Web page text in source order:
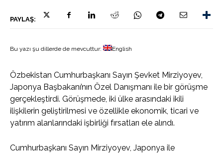
PAYLAŞ:
Bu yazı şu dillerde de mevcuttur: English
Özbekistan Cumhurbaşkanı Sayın Şevket Mirziyoyev,
Japonya Başbakanı’nın Özel Danışmanı ile bir görüşme
gerçekleştirdi. Görüşmede, iki ülke arasındaki ikili
ilişkilerin geliştirilmesi ve özellikle ekonomik, ticari ve
yatırım alanlarındaki işbirliği fırsatları ele alındı.
Cumhurbaşkanı Sayın Mirziyoyev, Japonya ile